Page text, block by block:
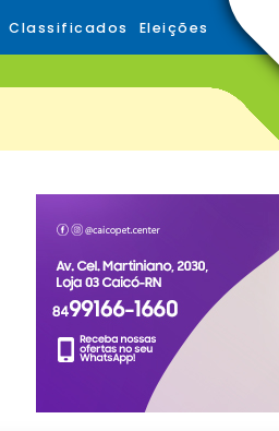
Classificados Eleições